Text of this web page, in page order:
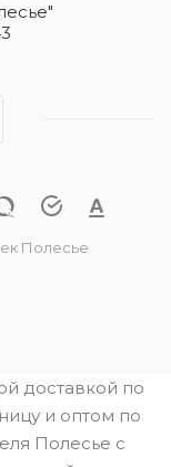
Полесье
доставкой по
и оптом по
Полесье с